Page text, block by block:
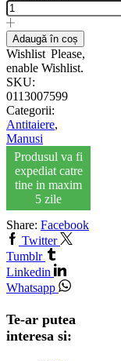
Adaugă în coș
Wishlist Please,
enable Wishlist.
SKU:
0113007599
Categorii:
Antitaiere,
Manusi
Produsul va fi
expediat catre
tine in maxim
5 zile
Share: Facebook
Twitter
Tumblr
Linkedin
Whatsapp
Te-ar putea
interesa si: